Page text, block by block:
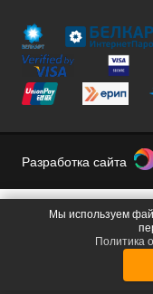
Разработка сайта
Мы используем
Политика